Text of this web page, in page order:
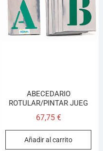
ABECEDARIO
ROTULAR/PINTAR JUEG
67,75 €
Añadir al carrito